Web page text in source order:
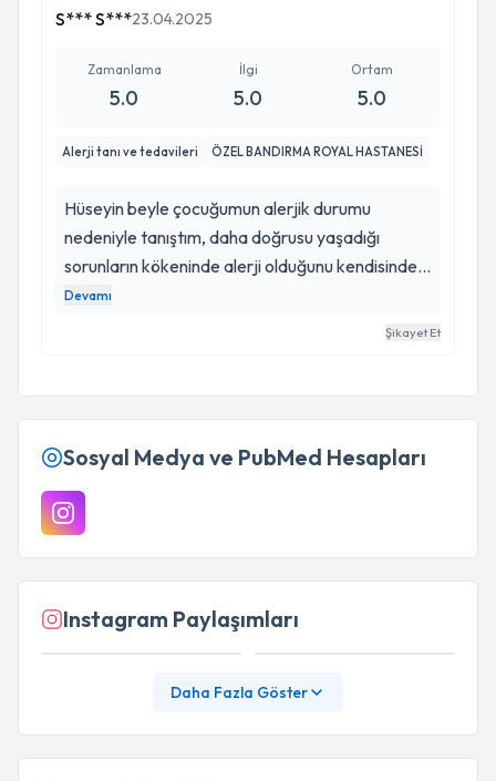
S*** S***23.04.2025
Zamanlama
5.0
İlgi
5.0
Ortam
5.0
Alerji tanı ve tedavileri ÖZEL BANDIRMA ROYAL HASTANESİ
Hüseyin beyle çocuğumun alerjik durumu
nedeniyle tanıştım, daha doğrusu yaşadığı
sorunların kökeninde alerji olduğunu kendisinden
öğrendim. Beni dikkatli bir şekilde dinledikten
onu tanımışız. Çok teşekkür ediyorum
kendisine…
Devamı
Şikayet Et
Sosyal Medya ve PubMed Hesapları
Instagram Paylaşımları
Daha Fazla Göster